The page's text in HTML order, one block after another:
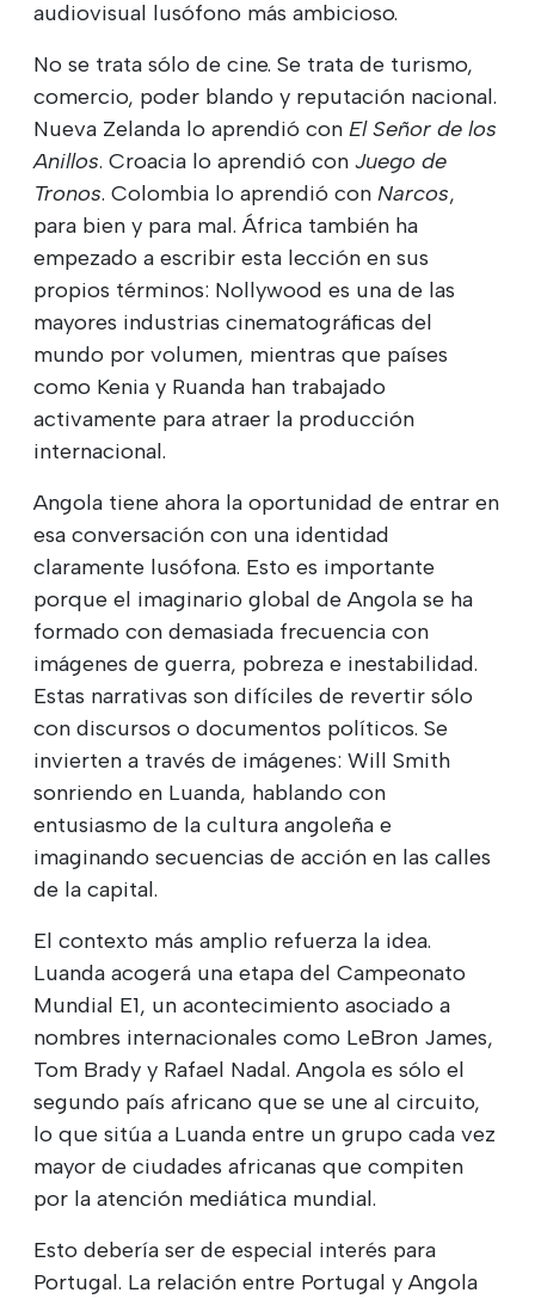
audiovisual lusófono más ambicioso.
No se trata sólo de cine. Se trata de turismo,
comercio, poder blando y reputación nacional.
Nueva Zelanda lo aprendió con El Señor de los
Anillos. Croacia lo aprendió con Juego de
Tronos. Colombia lo aprendió con Narcos,
para bien y para mal. África también ha
empezado a escribir esta lección en sus
propios términos: Nollywood es una de las
mayores industrias cinematográficas del
mundo por volumen, mientras que países
como Kenia y Ruanda han trabajado
activamente para atraer la producción
internacional.
Angola tiene ahora la oportunidad de entrar en
esa conversación con una identidad
claramente lusófona. Esto es importante
porque el imaginario global de Angola se ha
formado con demasiada frecuencia con
imágenes de guerra, pobreza e inestabilidad.
Estas narrativas son difíciles de revertir sólo
con discursos o documentos políticos. Se
invierten a través de imágenes: Will Smith
sonriendo en Luanda, hablando con
entusiasmo de la cultura angoleña e
imaginando secuencias de acción en las calles
de la capital.
El contexto más amplio refuerza la idea.
Luanda acogerá una etapa del Campeonato
Mundial E1, un acontecimiento asociado a
nombres internacionales como LeBron James,
Tom Brady y Rafael Nadal. Angola es sólo el
segundo país africano que se une al circuito,
lo que sitúa a Luanda entre un grupo cada vez
mayor de ciudades africanas que compiten
por la atención mediática mundial.
Esto debería ser de especial interés para
Portugal. La relación entre Portugal y Angola